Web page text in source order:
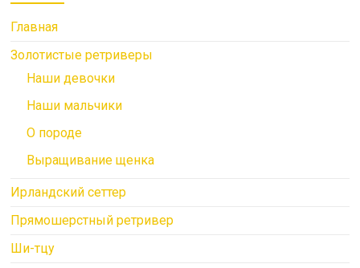
Главная
Золотистые ретриверы
Наши девочки
Наши мальчики
О породе
Выращивание щенка
Ирландский сеттер
Прямошерстный ретривер
Ши-тцу